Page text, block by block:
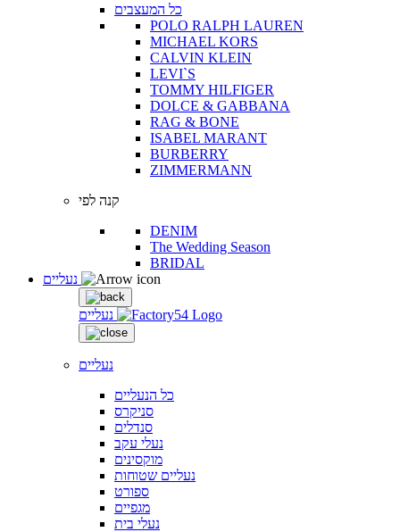
כל המעצבים
POLO RALPH LAUREN
MICHAEL KORS
CALVIN KLEIN
LEVI`S
TOMMY HILFIGER
DOLCE & GABBANA
RAG & BONE
ISABEL MARANT
BURBERRY
ZIMMERMANN
קנה לפי
DENIM
The Wedding Season
BRIDAL
נעליים
נעליים
כל הנעליים
סניקרס
סנדלים
נעלי עקב
מוקסינים
נעליים שטוחות
ספורט
מגפיים
נעלי בית